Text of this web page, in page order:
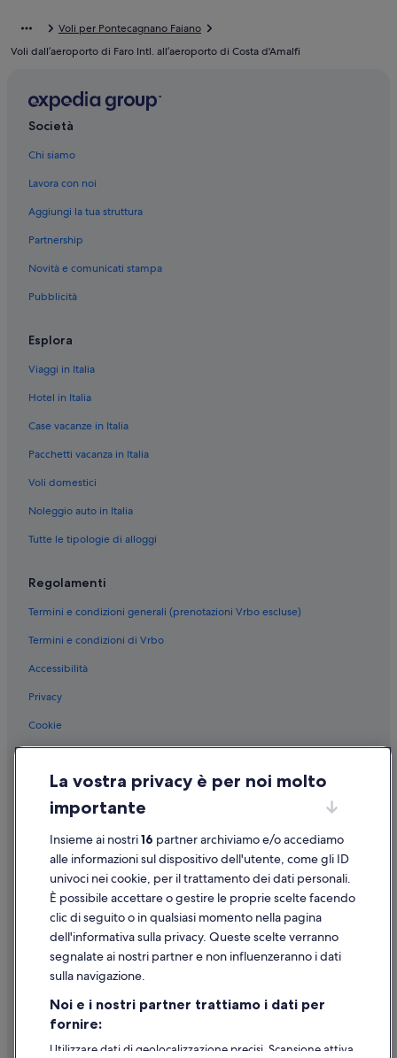
Pontecagnano Faiano: Hotel con bar
Pontecagnano Faiano: Resort e hotel con spa
Pontecagnano Faiano: Hotel sulla spiaggia
Pontecagnano Faiano: Hotel con servizi business
Pontecagnano Faiano: Hotel con piscina
Pontecagnano Faiano: Affittacamere
Pontecagnano Faiano: B&B
Bellizzi: Campeggi
Bellizzi: Residence
Bellizzi: Affittacamere
Voli per Pontecagnano Faiano
Voli dall’aeroporto di Faro Intl. all’aeroporto di Costa d'Amalfi
Società
Chi siamo
Lavora con noi
Aggiungi la tua struttura
Partnership
Novità e comunicati stampa
Pubblicità
Esplora
Viaggi in Italia
Hotel in Italia
Case vacanze in Italia
Pacchetti vacanza in Italia
Voli domestici
Noleggio auto in Italia
Tutte le tipologie di alloggi
Regolamenti
Termini e condizioni generali (prenotazioni Vrbo escluse)
Termini e condizioni di Vrbo
Accessibilità
Privacy
Cookie
Informazioni legali/Contatti
Linee guida sui contenuti e segnalazione dei contenuti
Supporto
Assistenza clienti
Contattaci
Come cancellare un volo
Come modificare la prenotazione di un hotel o una casa vacanze
Utilizzare un coupon Expedia
Documenti per i viaggi internazionali
La vostra privacy è per noi molto
importante
Insieme ai nostri16 partner archiviamo e/o accediamo
alle informazioni sul dispositivo dell'utente, come gli ID
univoci nei cookie, per il trattamento dei dati personali.
È possibile accettare o gestire le proprie scelte facendo
clic di seguito o in qualsiasi momento nella pagina
dell'informativa sulla privacy. Queste scelte verranno
segnalate ai nostri partner e non influenzeranno i dati
sulla navigazione.
Noi e i nostri partner trattiamo i dati per
fornire:
Utilizzare dati di geolocalizzazione precisi. Scansione attiva